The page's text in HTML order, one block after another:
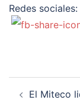
Redes sociales:
de El Miteco